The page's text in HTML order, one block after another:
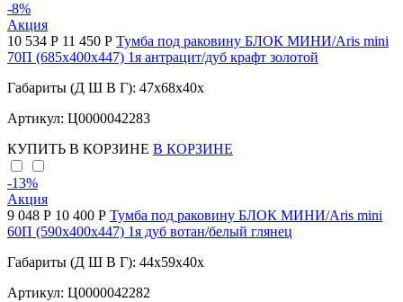
-8%
Акция
10 534 Р 11 450 Р Тумба под раковину БЛОК МИНИ/Aris mini
70П (685х400х447) 1я антрацит/дуб крафт золотой
Габариты (Д Ш В Г): 47x68x40x
Артикул: Ц0000042283
КУПИТЬ В КОРЗИНЕ В КОРЗИНЕ
-13%
Акция
9 048 Р 10 400 Р Тумба под раковину БЛОК МИНИ/Aris mini
60П (590х400х447) 1я дуб вотан/белый глянец
Габариты (Д Ш В Г): 44x59x40x
Артикул: Ц0000042282